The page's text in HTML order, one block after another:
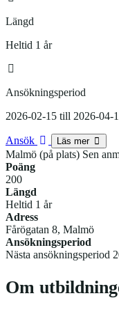
Längd
Heltid 1 år
Ansökningsperiod
2026-02-15 till 2026-04-
Ansök Läs mer
Malmö (på plats) Sen
Poäng
200
Längd
Heltid 1 år
Adress
Fårögatan 8, Malmö
Ansökningsperiod
Nästa ansökningsperiod
Om